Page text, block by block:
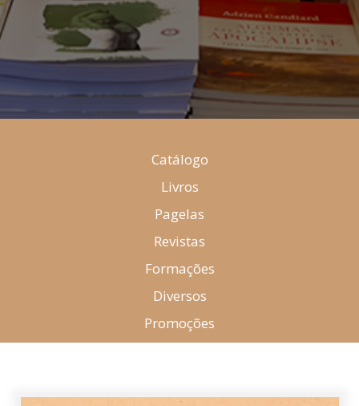
Catálogo
Livros
Pagelas
Revistas
Formações
Diversos
Promoções